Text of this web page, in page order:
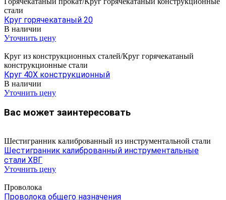
стали
Круг горячекатаный 20
В наличии
Уточнить цену
Круг из конструкционных сталей/Круг горячекатаный
конструкционные стали
Круг 40Х конструкционный
В наличии
Уточнить цену
Вас может заинтересовать
Шестигранник калиброванный из инструментальной стали
Шестигранник калиброванный инструментальные
стали ХВГ
Уточнить цену
Проволока
Проволока общего назначения